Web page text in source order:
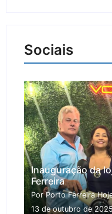
Sociais
Inauguração da
Ferreira
Por Porto Ferreira
13 de outubro de